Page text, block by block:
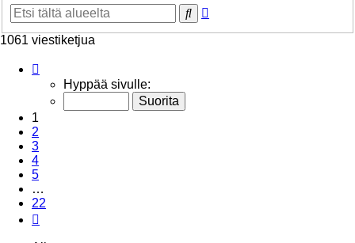
Etsi
1061 viestiketjua
22 Hyppää sivulle:
1
2
3
4
5
…
22